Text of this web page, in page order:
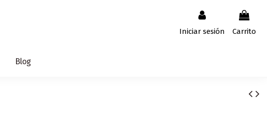
Iniciar sesión Carrito
Blog